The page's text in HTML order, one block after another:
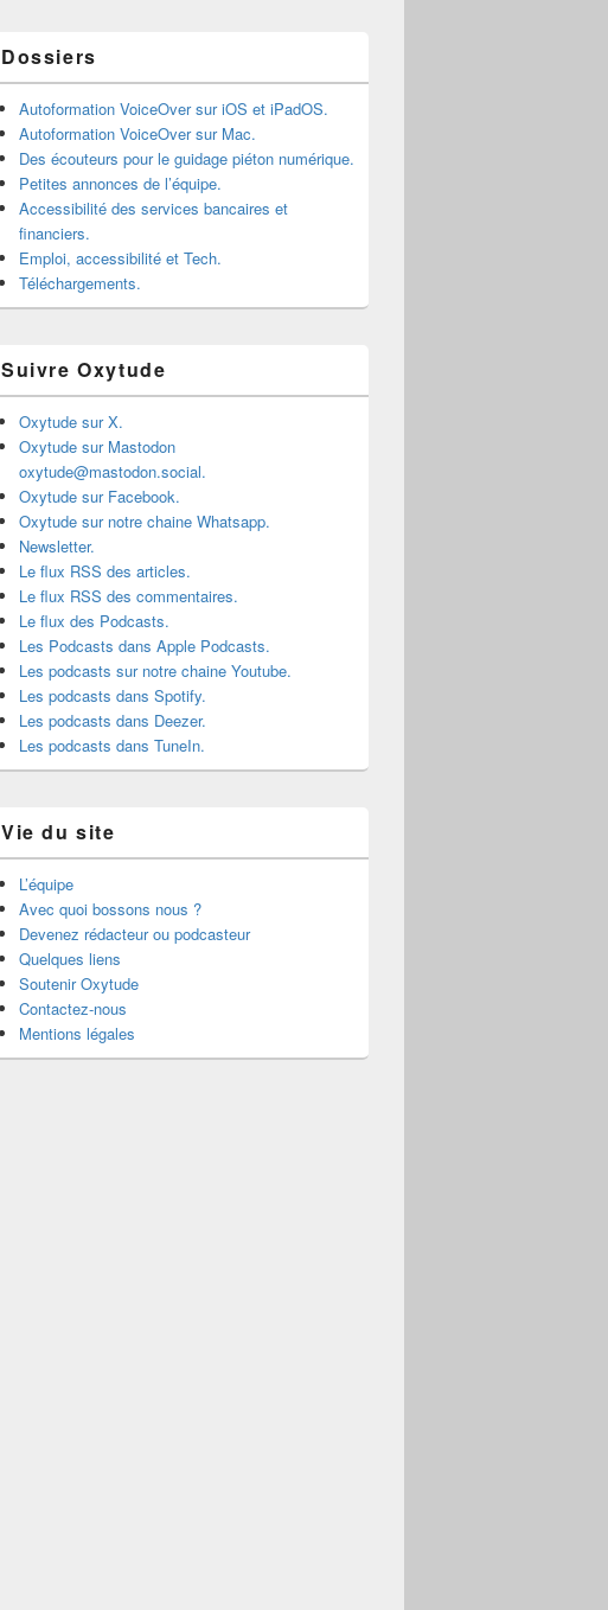
Dossiers
Autoformation VoiceOver sur iOS et iPadOS.
Autoformation VoiceOver sur Mac.
Des écouteurs pour le guidage piéton numérique.
Petites annonces de l’équipe.
Accessibilité des services bancaires et
financiers.
Emploi, accessibilité et Tech.
Téléchargements.
Suivre Oxytude
Oxytude sur X.
Oxytude sur Mastodon
oxytude@mastodon.social.
Oxytude sur Facebook.
Oxytude sur notre chaine Whatsapp.
Newsletter.
Le flux RSS des articles.
Le flux RSS des commentaires.
Le flux des Podcasts.
Les Podcasts dans Apple Podcasts.
Les podcasts sur notre chaine Youtube.
Les podcasts dans Spotify.
Les podcasts dans Deezer.
Les podcasts dans TuneIn.
Vie du site
L’équipe
Avec quoi bossons nous ?
Devenez rédacteur ou podcasteur
Quelques liens
Soutenir Oxytude
Contactez-nous
Mentions légales